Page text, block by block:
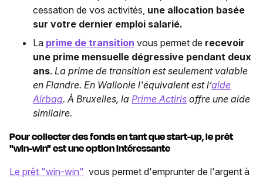
cessation de vos activités, une allocation basée
sur votre dernier emploi salarié.
La prime de transition vous permet de recevoir
une prime mensuelle dégressive pendant deux
ans. La prime de transition est seulement valable
en Flandre. En Wallonie l'équivalent est l’aide
Airbag. À Bruxelles, la Prime Actiris offre une aide
similaire.
Pour collecter des fonds en tant que start-up, le prêt
"win-win" est une option intéressante
Le prêt "win-win" vous permet d'emprunter de l'argent à